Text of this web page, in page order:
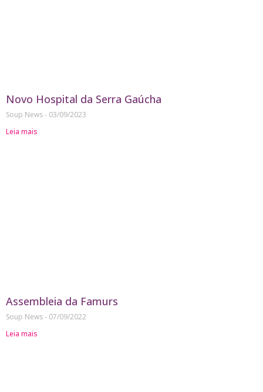
Novo Hospital da Serra Gaúcha
Soup News
03/09/2023
Leia mais
Assembleia da Famurs
Soup News
07/09/2022
Leia mais